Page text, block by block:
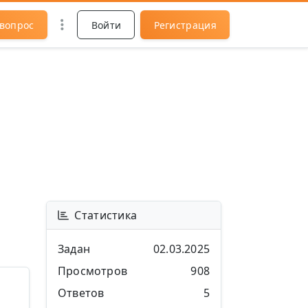
Войти Регистрация
Статистика
Задан
02.03.2025
Просмотров
908
Ответов
5